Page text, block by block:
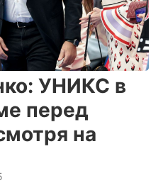
УНИКС в
перед
на